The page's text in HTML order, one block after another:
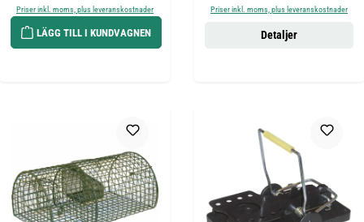
Priser inkl. moms, plus leveranskostnader
LÄGG TILL I KUNDVAGNEN
Priser inkl. moms, plus leveranskostnader
Detaljer